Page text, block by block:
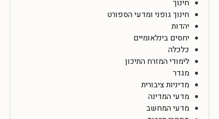
חינוך
חינוך גופני ומדעי הספורט
יהדות
יחסים בינלאומיים
כלכלה
לימודי המזרח התיכון
מגדר
מדיניות ציבורית
מדעי המדינה
מדעי המחשב